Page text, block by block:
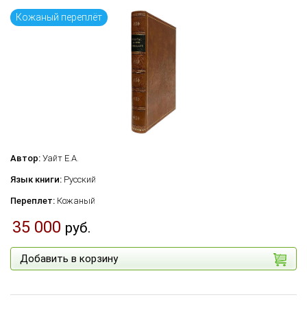
Кожаный переплёт
Автор: Уайт Е.А.
Язык книги: Русский
Переплет: Кожаный
35 000 руб.
Добавить в корзину